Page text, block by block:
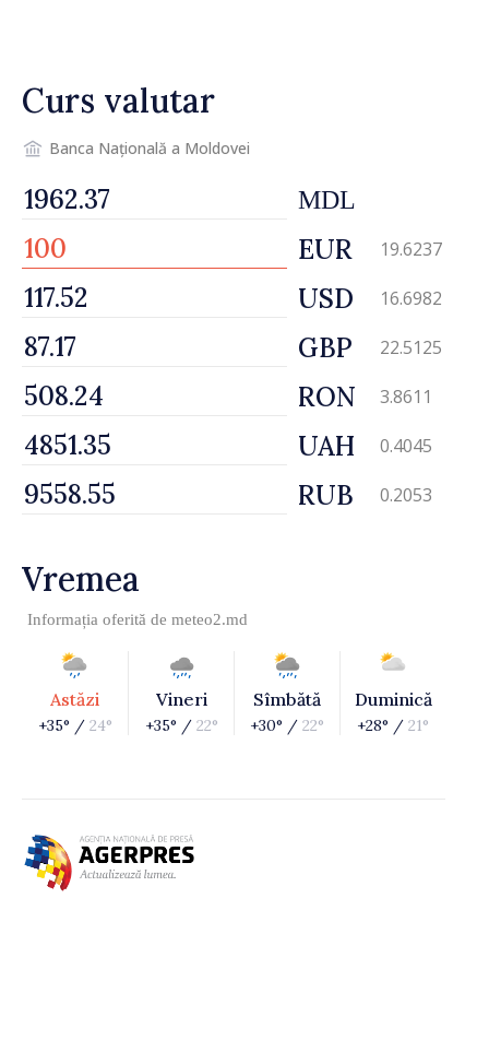
Curs valutar
Banca Națională a Moldovei
MDL
EUR 19.6237
USD 16.6982
GBP 22.5125
RON 3.8611
UAH 0.4045
RUB 0.2053
Vremea
Informația oferită de meteo2.md
Astăzi
+35° / 24°
Vineri
+35° / 22°
Sîmbătă
+30° / 22°
Duminică
+28° / 21°